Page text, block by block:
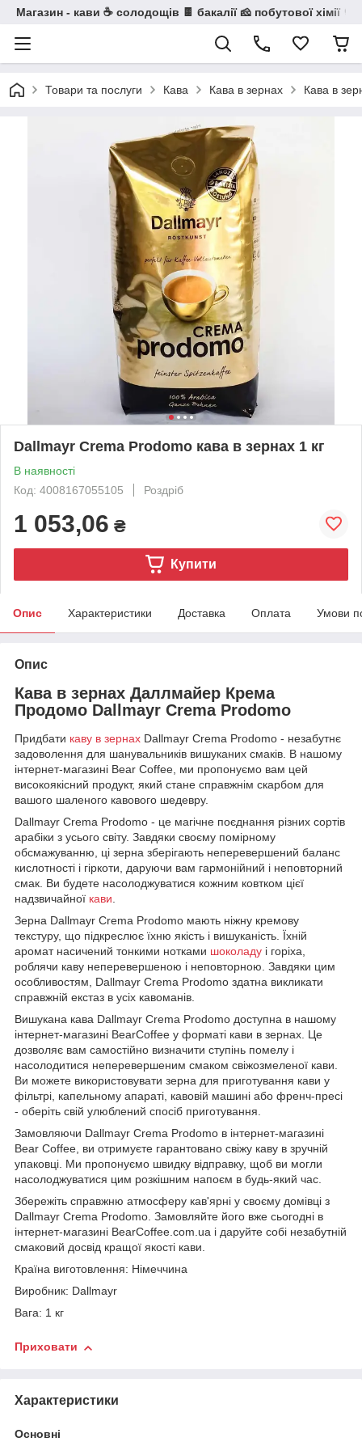
Магазин - кави ☕ солодощів 🍫 бакалії 🧀 побутової хімії 🧼
Товари та послуги Кава Кава в зернах Кава в
Dallmayr Crema Prodomo кава в зернах 1 кг
В наявності
Код: 4008167055105
Роздріб
1 053,06 ₴
Купити
Опис Характеристики Доставка Оплата Умови
Опис
Кава в зернах Даллмайер Крема
Продомо Dallmayr Crema Prodomo
Придбати каву в зернах Dallmayr Crema Prodomo - незабутнє
задоволення для шанувальників вишуканих смаків. В нашому
інтернет-магазині Bear Coffee, ми пропонуємо вам цей
високоякісний продукт, який стане справжнім скарбом для
вашого шаленого кавового шедевру.
Dallmayr Crema Prodomo - це магічне поєднання різних сортів
арабіки з усього світу. Завдяки своєму помірному
обсмажуванню, ці зерна зберігають неперевершений баланс
кислотності і гіркоти, даруючи вам гармонійний і неповторний
смак. Ви будете насолоджуватися кожним ковтком цієї
надзвичайної кави.
Зерна Dallmayr Crema Prodomo мають ніжну кремову
текстуру, що підкреслює їхню якість і вишуканість. Їхній
аромат насичений тонкими нотками шоколаду і горіха,
роблячи каву неперевершеною і неповторною. Завдяки цим
особливостям, Dallmayr Crema Prodomo здатна викликати
справжній екстаз в усіх кавоманів.
Вишукана кава Dallmayr Crema Prodomo доступна в нашому
інтернет-магазині BearCoffee у форматі кави в зернах. Це
дозволяє вам самостійно визначити ступінь помелу і
насолодитися неперевершеним смаком свіжозмеленої кави.
Ви можете використовувати зерна для приготування кави у
фільтрі, капельному апараті, кавовій машині або френч-пресі
- оберіть свій улюблений спосіб приготування.
Замовляючи Dallmayr Crema Prodomo в інтернет-магазині
Bear Coffee, ви отримуєте гарантовано свіжу каву в зручній
упаковці. Ми пропонуємо швидку відправку, щоб ви могли
насолоджуватися цим розкішним напоєм в будь-який час.
Збережіть справжню атмосферу кав'ярні у своєму домівці з
Dallmayr Crema Prodomo. Замовляйте його вже сьогодні в
інтернет-магазині BearCoffee.com.ua і даруйте собі незабутній
смаковий досвід кращої якості кави.
Країна виготовлення: Німеччина
Виробник: Dallmayr
Вага: 1 кг
Приховати
Характеристики
Основні